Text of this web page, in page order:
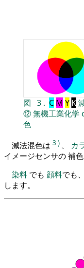
図 3 . C M Y K
⑫無機工業化学
色
減法混色は 3 ) 、 カ
イメージセンサの 補
染料 でも 顔料でも
します。